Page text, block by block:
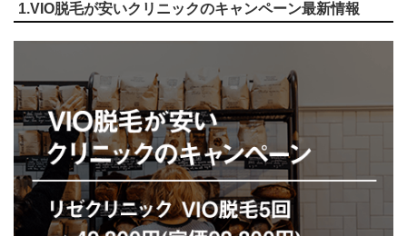
1.VIO脱毛が安いクリニックのキャンペーン最新情報